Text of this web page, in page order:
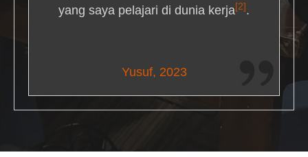
yang saya pelajari di dunia kerja[2] .
Yusuf, 2023